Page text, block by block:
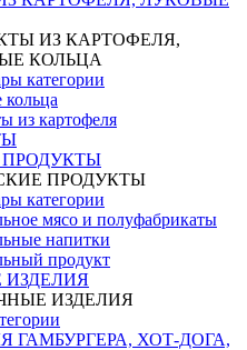
ИЗ КАРТОФЕЛЯ,
КОЛЬЦА
категории
из картофеля
ПРОДУКТЫ
ПРОДУКТЫ
категории
мясо и полуфабрикаты
напитки
продукт
ИЗДЕЛИЯ
ИЗДЕЛИЯ
ГАМБУРГЕРА, ХОТ-ДОГА,